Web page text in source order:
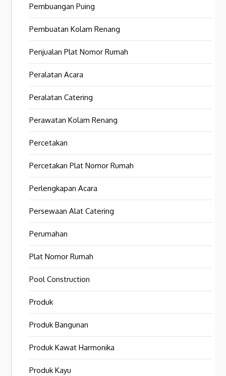
Pembuangan Puing
Pembuatan Kolam Renang
Penjualan Plat Nomor Rumah
Peralatan Acara
Peralatan Catering
Perawatan Kolam Renang
Percetakan
Percetakan Plat Nomor Rumah
Perlengkapan Acara
Persewaan Alat Catering
Perumahan
Plat Nomor Rumah
Pool Construction
Produk
Produk Bangunan
Produk Kawat Harmonika
Produk Kayu